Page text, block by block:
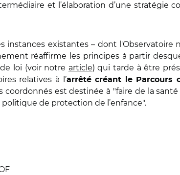
et l’élaboration d’une stratégie
existantes – dont l'Observatoire
réaffirme les principes à partir
loi (voir notre article) qui tarde à être
relatives à l’arrêté créant le Parcours
coordonnés est destinée à "faire de la
de protection de l’enfance".